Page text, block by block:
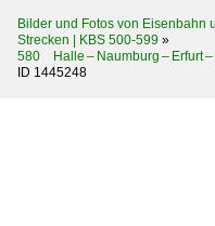
Bilder und Fotos von Eisenbahn
Strecken | KBS 500-599 »
580 Halle – Naumburg – Erfurt
ID 1445248